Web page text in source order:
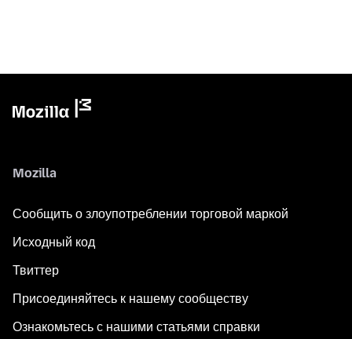
Mozilla
Сообщить о злоупотреблении торговой маркой
Исходный код
Твиттер
Присоединяйтесь к нашему сообществу
Ознакомьтесь с нашими статьями справки